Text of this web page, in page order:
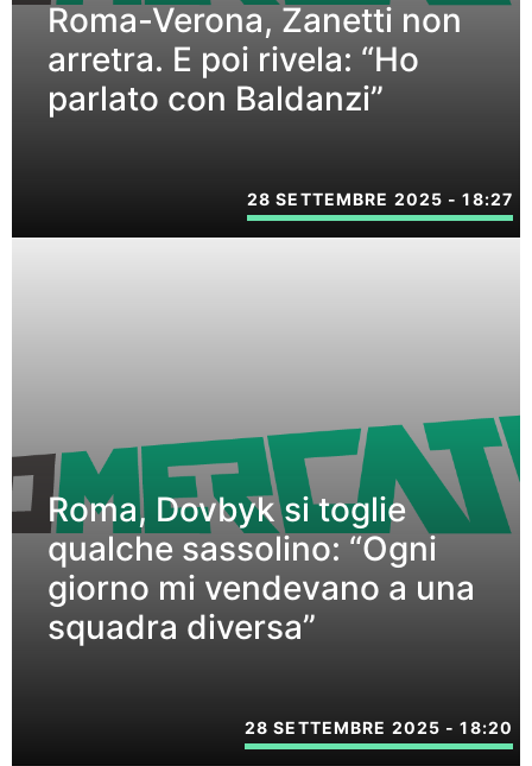
Roma-Verona, Zanetti non
arretra. E poi rivela: “Ho
parlato con Baldanzi”
28 SETTEMBRE 2025 - 18:27
Roma, Dovbyk si toglie
qualche sassolino: “Ogni
giorno mi vendevano a una
squadra diversa”
28 SETTEMBRE 2025 - 18:20